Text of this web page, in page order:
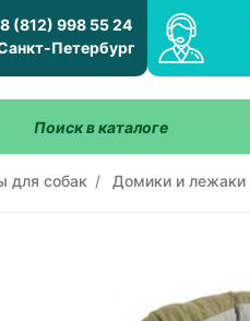
8 (812) 998 55 24
Петербург
для собак Домики и лежаки